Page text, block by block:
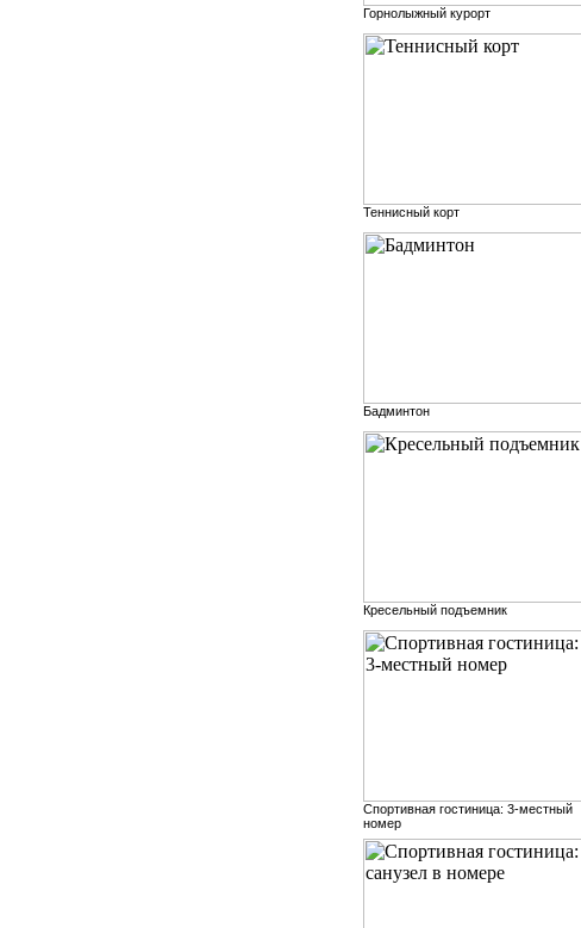
Горнолыжный курорт
Теннисный корт
Бадминтон
Кресельный подъемник
Спортивная гостиница: 3-местный
номер